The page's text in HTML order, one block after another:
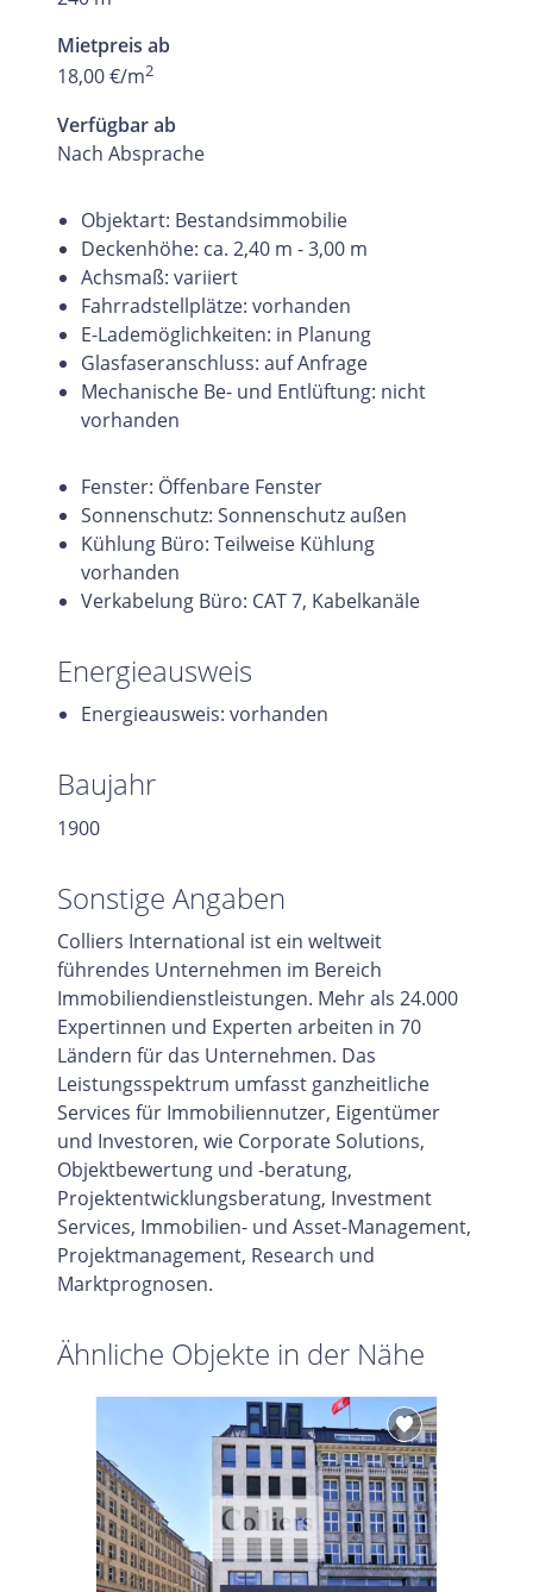
Mietpreis ab
18,00 €/m2
Verfügbar ab
Nach Absprache
Objektart: Bestandsimmobilie
Deckenhöhe: ca. 2,40 m - 3,00 m
Achsmaß: variiert
Fahrradstellplätze: vorhanden
E-Lademöglichkeiten: in Planung
Glasfaseranschluss: auf Anfrage
Mechanische Be- und Entlüftung: nicht
vorhanden
Fenster: Öffenbare Fenster
Sonnenschutz: Sonnenschutz außen
Kühlung Büro: Teilweise Kühlung
vorhanden
Verkabelung Büro: CAT 7, Kabelkanäle
Energieausweis
Energieausweis: vorhanden
Baujahr
1900
Sonstige Angaben
Colliers International ist ein weltweit
führendes Unternehmen im Bereich
Immobiliendienstleistungen. Mehr als 24.000
Expertinnen und Experten arbeiten in 70
Ländern für das Unternehmen. Das
Leistungsspektrum umfasst ganzheitliche
Services für Immobiliennutzer, Eigentümer
und Investoren, wie Corporate Solutions,
Objektbewertung und -beratung,
Projektentwicklungsberatung, Investment
Services, Immobilien- und Asset-Management,
Projektmanagement, Research und
Marktprognosen.
Ähnliche Objekte in der Nähe